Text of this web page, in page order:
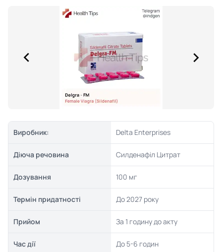
Виробник: Delta Enterprises
Діюча речовина Силденафіл Цитрат
Дозування 100 мг
Термін придатності До 2027 року
Прийом За 1 годину до акту
Час дії До 5-6 годин